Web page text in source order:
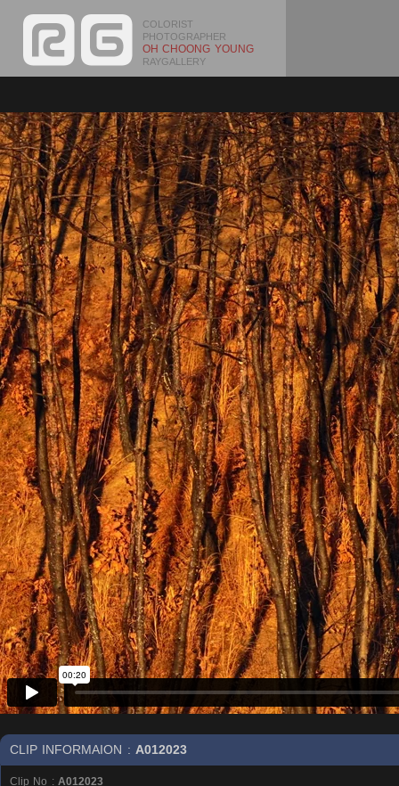
COLORIST
PHOTOGRAPHER
OH CHOONG YOUNG
RAYGALLERY
CLIP INFORMAION : A012023
Clip No : A012023